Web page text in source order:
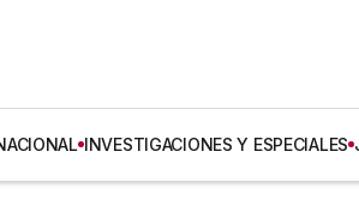
INVESTIGACIONES Y ESPECIALES